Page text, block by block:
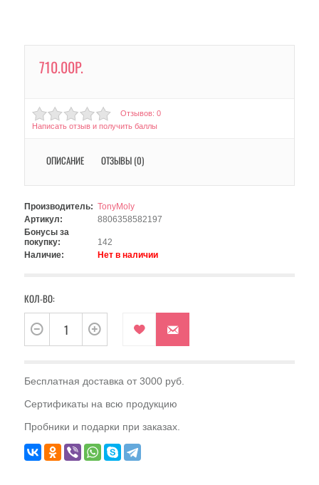
710.00Р.
Отзывов: 0
Написать отзыв и получить баллы
ОПИСАНИЕ ОТЗЫВЫ (0)
Производитель: TonyMoly
Артикул:
8806358582197
Бонусы за
покупку:
142
Наличие:
Нет в наличии
КОЛ-ВО:
Бесплатная доставка от 3000 руб.
Сертификаты на всю продукцию
Пробники и подарки при заказах.